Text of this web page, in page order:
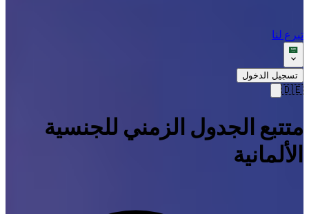
تبرع لنا
تسجيل الدخول
🇩🇪
متتبع الجدول الزمني للجنسية
الألمانية